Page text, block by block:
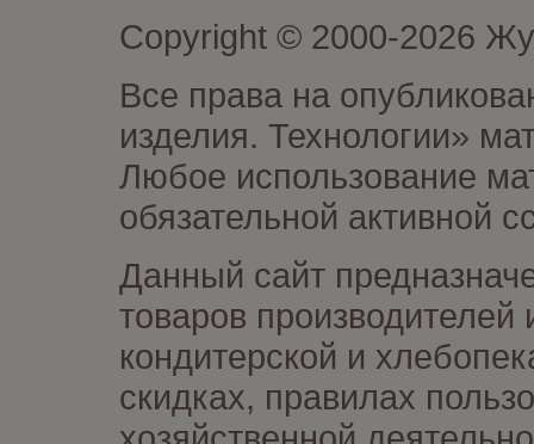
Copyright © 2000-2026
Все права на
изделия. Технологии»
Любое использование
обязательной активной
Данный сайт
товаров
кондитерской и
скидках, правилах